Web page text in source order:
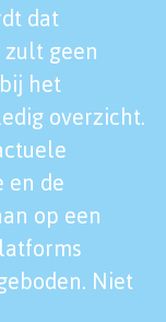
dat
geen
het
overzicht.
en de
op een
Niet